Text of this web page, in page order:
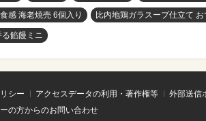
感 海老焼売 6個入り 比内地鶏ガラスープ仕立て お
餡饅ミニ
シー アクセスデータの利用・著作権等 外部送信
の方からのお問い合わせ